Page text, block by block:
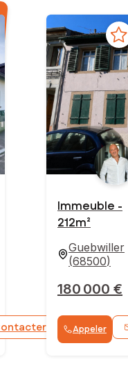
WhatsApp
Immeuble -
212m²
Guebwiller
(68500)
180 000 €
Appeler